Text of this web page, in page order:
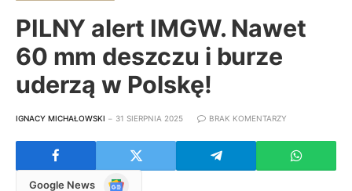
PILNY alert IMGW. Nawet
60 mm deszczu i burze
uderzą w Polskę!
IGNACY MICHAŁOWSKI 31 SIERPNIA 2025 BRAK KOMENTARZY
Google News
Google